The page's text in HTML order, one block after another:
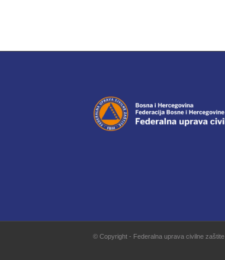
© Copyright - Federalna uprava civilne zaštite